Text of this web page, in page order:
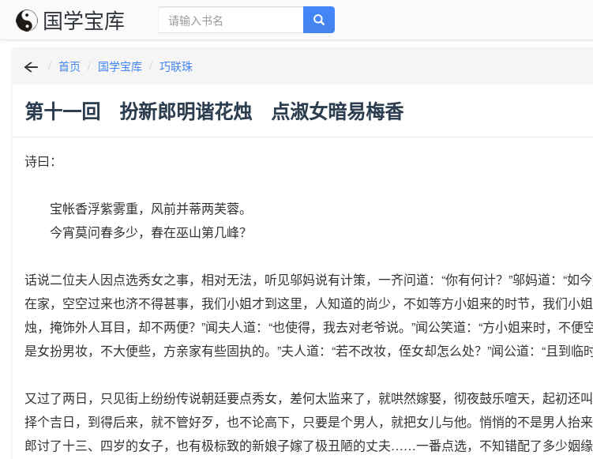
国学宝库
首页 国学宝库 巧联珠
第十一回 扮新郎明谐花烛 点淑女暗易梅香
诗曰：
宝帐香浮紫雾重，风前并蒂两芙蓉。
今宵莫问春多少，春在巫山第几峰？
话说二位夫人因点选秀女之事，相对无法，听见邬妈说有计策，一齐问道：“你有何计？”邬妈道：“如
在家，空空过来也济不得甚事，我们小姐才到这里，人知道的尚少，不如等方小姐来的时节，我们小
烛，掩饰外人耳目，却不两便？”闻夫人道：“也使得，我去对老爷说。”闻公笑道：“方小姐来时，不便
是女扮男妆，不大便些，方亲家有些固执的。”夫人道：“若不改妆，侄女却怎么处？”闻公道：“且到临
又过了两日，只见街上纷纷传说朝廷要点秀女，差何太监来了，就哄然嫁娶，彻夜鼓乐喧天，起初还
择个吉日，到得后来，就不管好歹，也不论高下，只要是个男人，就把女儿与他。悄悄的不是男人抬
郎讨了十三、四岁的女子，也有极标致的新娘子嫁了极丑陋的丈夫……一番点选，不知错配了多少姻